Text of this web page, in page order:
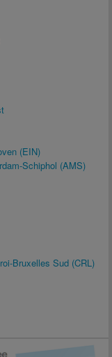
(EIN)
Schiphol (AMS)
Bruxelles Sud (CRL)